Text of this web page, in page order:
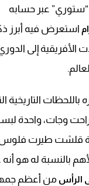
عبر حسابه
استعرض فيه أبرز
الأفريقية إلى
باللحظات التاريخية
راحت وجات، واحدة
قلشت طيرت فلوس
بالنسبة له هو
الرأس من أعظم